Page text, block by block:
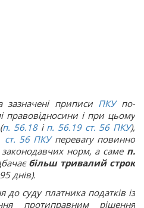
приписи ПКУпо-
правовідносини і при цьому
п. 56.18і п. 56.19 ст. 56 ПКУ),
56 ПКУперевагу повинно
норм, а саме п.
більш тривалий строк
днів).
до суду платника податків із
протиправним рішення